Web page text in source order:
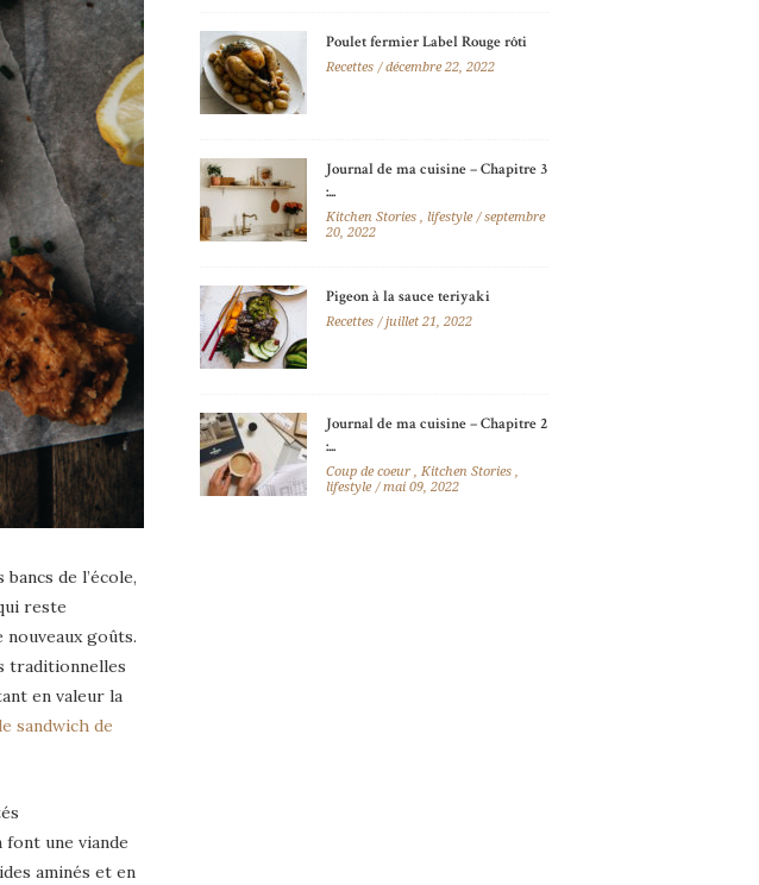
de l’école,
reste
goûts.
traditionnelles
en valeur la
sandwich de
une viande
aminés et en
Poulet fermier Label Rouge rôti
Recettes décembre 22, 2022
Journal de ma cuisine – Chapitre 3
:...
Kitchen Stories ,lifestyle
septembre
20, 2022
Pigeon à la sauce teriyaki
Recettes juillet 21, 2022
Journal de ma cuisine – Chapitre 2
:...
Coup de coeur Kitchen Stories
lifestyle
mai 09, 2022